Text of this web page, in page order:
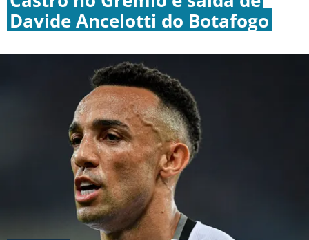
BOTAFOGO
INTERNACIONAL
VASCO DA GAMA
Davide Ancelotti do Botafogo